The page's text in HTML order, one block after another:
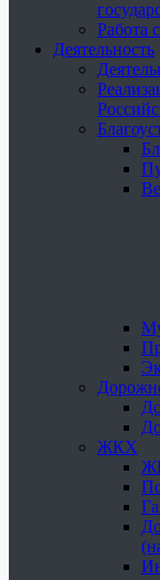
Работа
Деятельность
ЖКХ